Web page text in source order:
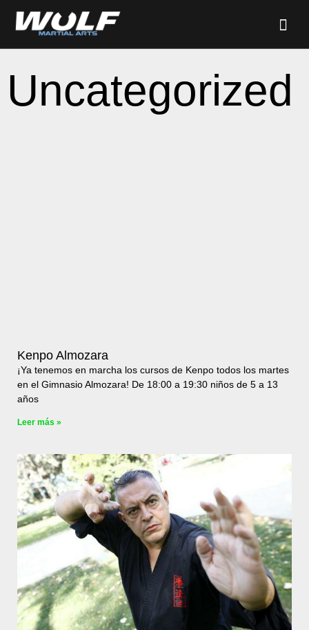
Uncategorized
Kenpo Almozara
¡Ya tenemos en marcha los cursos de Kenpo todos los martes
en el Gimnasio Almozara! De 18:00 a 19:30 niños de 5 a 13
años
Leer más »